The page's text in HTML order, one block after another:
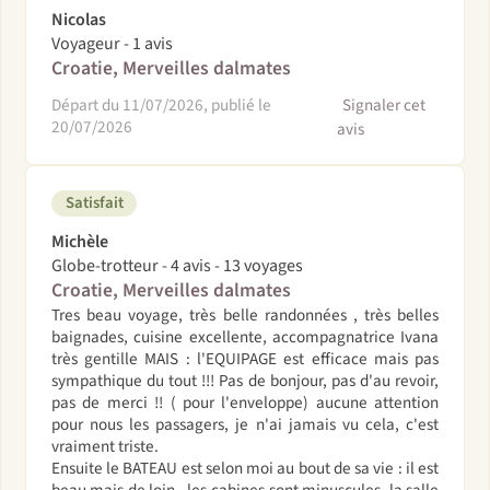
Nicolas
Voyageur - 1 avis
Croatie, Merveilles dalmates
Départ du 11/07/2026, publié le
20/07/2026
Signaler cet
avis
Satisfait
Michèle
Globe-trotteur - 4 avis - 13 voyages
Croatie, Merveilles dalmates
Tres beau voyage, très belle randonnées , très belles
baignades, cuisine excellente, accompagnatrice Ivana
très gentille MAIS : l'EQUIPAGE est efficace mais pas
sympathique du tout !!! Pas de bonjour, pas d'au revoir,
pas de merci !! ( pour l'enveloppe) aucune attention
pour nous les passagers, je n'ai jamais vu cela, c'est
vraiment triste.
Ensuite le BATEAU est selon moi au bout de sa vie : il est